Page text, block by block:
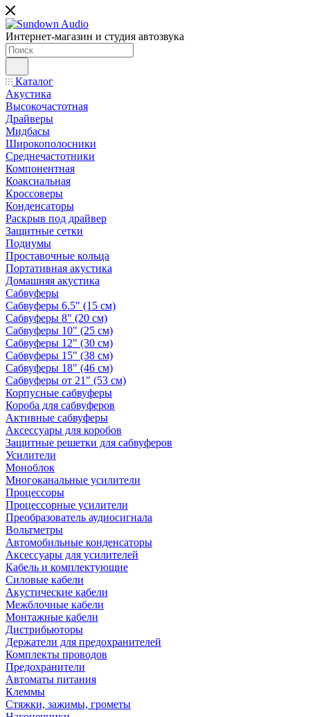
Интернет-магазин и студия автозвука
Каталог
Акустика
Высокочастотная
Драйверы
Мидбасы
Широкополосники
Среднечастотники
Компонентная
Коаксиальная
Кроссоверы
Конденсаторы
Раскрыв под драйвер
Защитные сетки
Подиумы
Проставочные кольца
Портативная акустика
Домашняя акустика
Сабвуферы
Сабвуферы 6.5" (15 см)
Сабвуферы 8" (20 см)
Сабвуферы 10" (25 см)
Сабвуферы 12" (30 см)
Сабвуферы 15" (38 см)
Сабвуферы 18" (46 см)
Сабвуферы от 21" (53 см)
Корпусные сабвуферы
Короба для сабвуферов
Активные сабвуферы
Аксессуары для коробов
Защитные решетки для сабвуферов
Усилители
Моноблок
Многоканальные усилители
Процессоры
Процессорные усилители
Преобразователь аудиосигнала
Вольтметры
Автомобильные конденсаторы
Аксессуары для усилителей
Кабель и комплектующие
Силовые кабели
Акустические кабели
Межблочные кабели
Монтажные кабели
Дистрибьюторы
Держатели для предохранителей
Комплекты проводов
Предохранители
Автоматы питания
Клеммы
Стяжки, зажимы, грометы